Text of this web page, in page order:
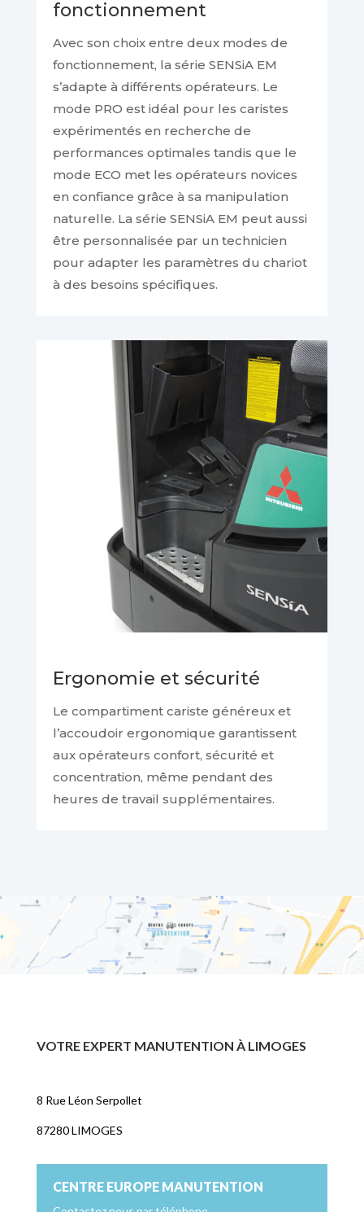
fonctionnement
Avec son choix entre deux modes de
fonctionnement, la série SENSiA EM
s’adapte à différents opérateurs. Le
mode PRO est idéal pour les caristes
expérimentés en recherche de
performances optimales tandis que le
mode ECO met les opérateurs novices
en confiance grâce à sa manipulation
naturelle. La série SENSiA EM peut aussi
être personnalisée par un technicien
pour adapter les paramètres du chariot
à des besoins spécifiques.
Ergonomie et sécurité
Le compartiment cariste généreux et
l’accoudoir ergonomique garantissent
aux opérateurs confort, sécurité et
concentration, même pendant des
heures de travail supplémentaires.
VOTRE EXPERT MANUTENTION À LIMOGES
8 Rue Léon Serpollet
87280 LIMOGES
CENTRE EUROPE MANUTENTION